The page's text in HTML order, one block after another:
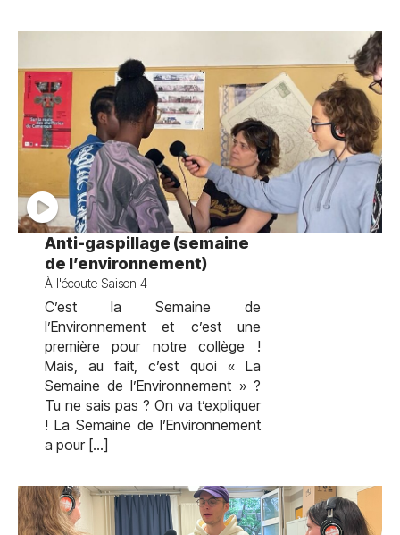
Anti-gaspillage (semaine
de l’environnement)
À l'écoute Saison 4
C’est la Semaine de
l’Environnement et c’est une
première pour notre collège !
Mais, au fait, c’est quoi « La
Semaine de l’Environnement » ?
Tu ne sais pas ? On va t’expliquer
! La Semaine de l’Environnement
a pour […]